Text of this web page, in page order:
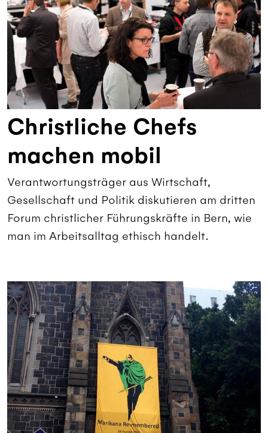
Christliche Chefs
machen mobil
Verantwortungsträger aus Wirtschaft,
Gesellschaft und Politik diskutieren am dritten
Forum christlicher Führungskräfte in Bern, wie
man im Arbeitsalltag ethisch handelt.